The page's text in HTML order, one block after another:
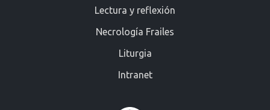
Lectura y reflexión
Necrología Frailes
Liturgia
Intranet